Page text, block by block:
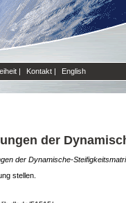
| Kontakt | English
der
der Dynamische-
stellen.